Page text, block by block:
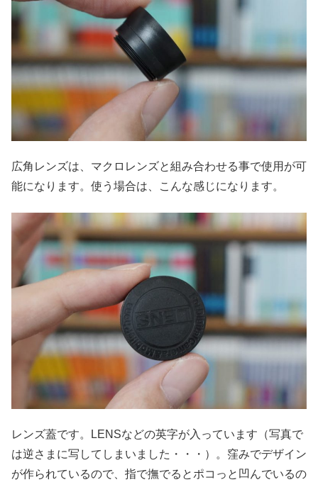
広角レンズは、マクロレンズと組み合わせる事で使用が可
能になります。使う場合は、こんな感じになります。
レンズ蓋です。LENSなどの英字が入っています（写真で
は逆さまに写してしまいました・・・）。窪みでデザイン
が作られているので、指で撫でるとポコっと凹んでいるの